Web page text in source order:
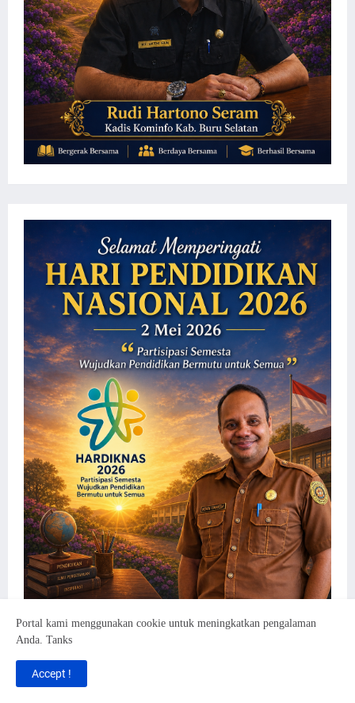
Portal kami menggunakan cookie untuk meningkatkan pengalaman
Anda. Tanks
Accept !